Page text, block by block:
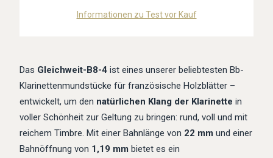
Informationen zu Test vor Kauf
Das Gleichweit-B8-4 ist eines unserer beliebtesten Bb-
Klarinettenmundstücke für französische Holzblätter –
entwickelt, um den natürlichen Klang der Klarinette in
voller Schönheit zur Geltung zu bringen: rund, voll und mit
reichem Timbre. Mit einer Bahnlänge von 22 mm und einer
Bahnöffnung von 1,19 mm bietet es ein